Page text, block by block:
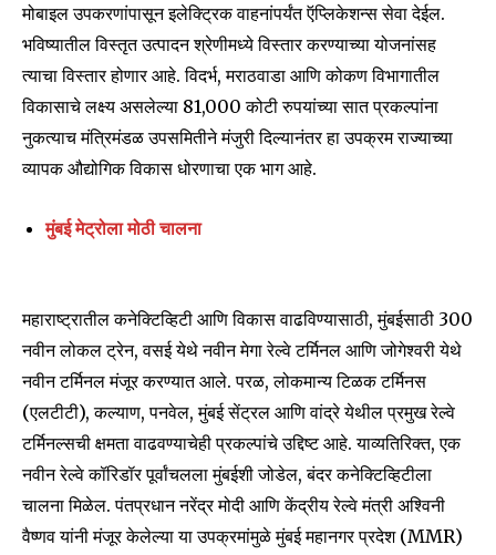
मोबाइल उपकरणांपासून इलेक्ट्रिक वाहनांपर्यंत ऍप्लिकेशन्स सेवा देईल.
भविष्यातील विस्तृत उत्पादन श्रेणीमध्ये विस्तार करण्याच्या योजनांसह
त्याचा विस्तार होणार आहे. विदर्भ, मराठवाडा आणि कोकण विभागातील
विकासाचे लक्ष्य असलेल्या 81,000 कोटी रुपयांच्या सात प्रकल्पांना
नुकत्याच मंत्रिमंडळ उपसमितीने मंजुरी दिल्यानंतर हा उपक्रम राज्याच्या
व्यापक औद्योगिक विकास धोरणाचा एक भाग आहे.
मुंबई मेट्रोला मोठी चालना
महाराष्ट्रातील कनेक्टिव्हिटी आणि विकास वाढविण्यासाठी, मुंबईसाठी 300
नवीन लोकल ट्रेन, वसई येथे नवीन मेगा रेल्वे टर्मिनल आणि जोगेश्वरी येथे
नवीन टर्मिनल मंजूर करण्यात आले. परळ, लोकमान्य टिळक टर्मिनस
(एलटीटी), कल्याण, पनवेल, मुंबई सेंट्रल आणि वांद्रे येथील प्रमुख रेल्वे
टर्मिनल्सची क्षमता वाढवण्याचेही प्रकल्पांचे उद्दिष्ट आहे. याव्यतिरिक्त, एक
नवीन रेल्वे कॉरिडॉर पूर्वांचलला मुंबईशी जोडेल, बंदर कनेक्टिव्हिटीला
चालना मिळेल. पंतप्रधान नरेंद्र मोदी आणि केंद्रीय रेल्वे मंत्री अश्विनी
वैष्णव यांनी मंजूर केलेल्या या उपक्रमांमुळे मुंबई महानगर प्रदेश (MMR)